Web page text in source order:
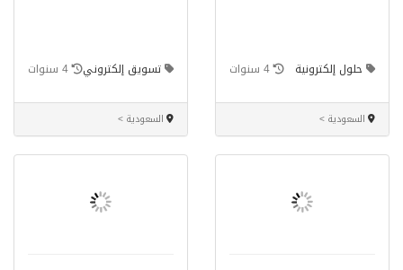
حلول إلكترونية 4 سنوات
السعودية >
تسويق إلكتروني 4 سنوات
السعودية >